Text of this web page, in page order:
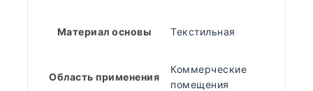
Материал основы Текстильная
Область применения
Коммерческие
помещения